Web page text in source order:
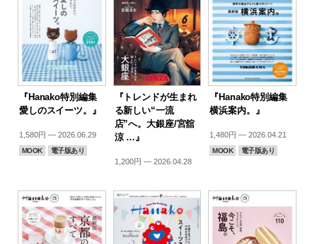
『Hanako特別編集
愛しのスイーツ。』
1,580円 — 2026.06.29
MOOK 電子版あり
『トレンドが生まれ
る新しい“一流
店”へ。大銀座/宮舘
涼 …』
1,200円 — 2026.04.28
『Hanako特別編集
横浜案内。』
1,480円 — 2026.04.21
MOOK 電子版あり